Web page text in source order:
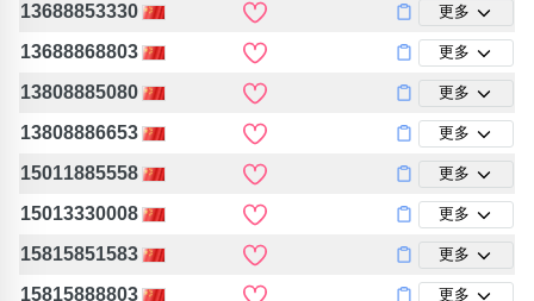
13688853330 更多
13688868803 更多
13808885080 更多
13808886653 更多
15011885558 更多
15013330008 更多
15815851583 更多
15815888803 更多